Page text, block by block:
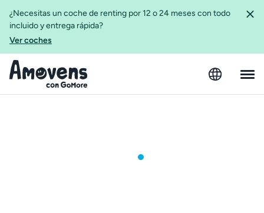
¿Necesitas un coche de renting por 12 o 24 meses con todo
incluido y entrega rápida?
Ver coches